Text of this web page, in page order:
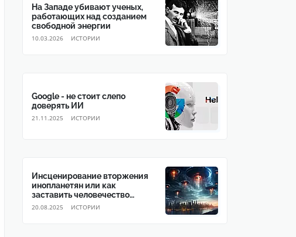
На Западе убивают ученых,
работающих над созданием
свободной энергии
10.03.2026 ИСТОРИИ
Google - не стоит слепо
доверять ИИ
21.11.2025 ИСТОРИИ
Инсценирование вторжения
инопланетян или как
заставить человечество
согласиться на глобальное
20.08.2025 ИСТОРИИ